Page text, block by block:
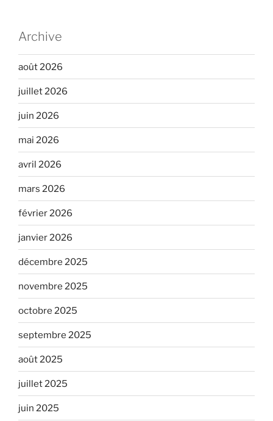
Archive
août 2026
juillet 2026
juin 2026
mai 2026
avril 2026
mars 2026
février 2026
janvier 2026
décembre 2025
novembre 2025
octobre 2025
septembre 2025
août 2025
juillet 2025
juin 2025